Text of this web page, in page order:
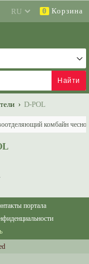
0 Корзина
› D-POL
комбайн
портала